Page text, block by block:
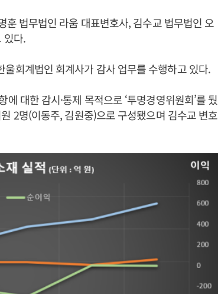
훈 법무법인 라움 대표변호사, 김수교 법무법인 오
있다.
회계법인 회계사가 감사 업무를 수행하고 있다.
대한 감시·통제 목적으로 ‘투명경영위원회’를 뒀
2명(이동주, 김원중)으로 구성됐으며 김수교 변호